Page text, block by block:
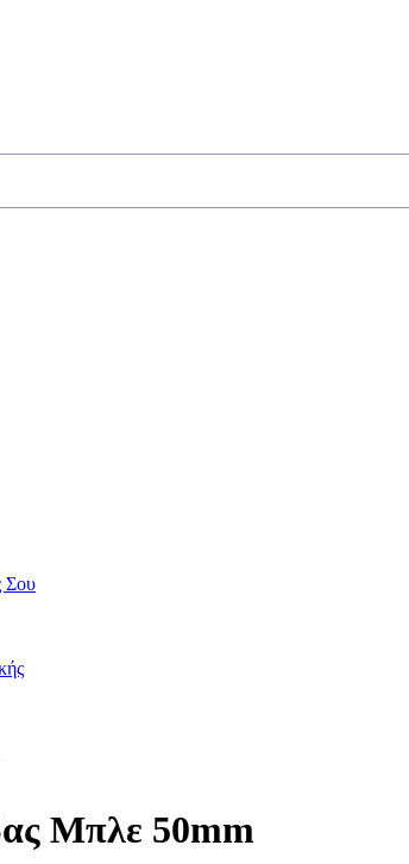
Σου
Μπλε 50mm